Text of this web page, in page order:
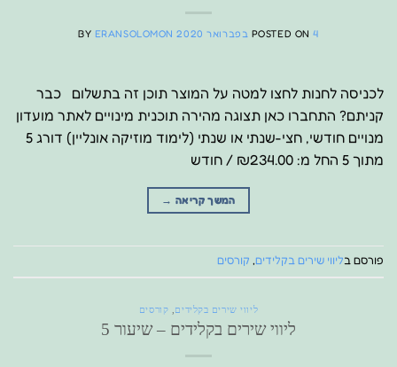
POSTED ON4 בפברואר 2020 BY ERANSOLOMON
לכניסה לחנות לחצו למטה על המוצר תוכן זה בתשלום כבר
קניתם? התחברו כאן תצוגה מהירה תוכנית מינויים לאתר מועדון
מנויים חודשי, חצי-שנתי או שנתי (לימוד מוזיקה אונליין) דורג 5
מתוך 5 החל מ: ₪234.00 / חודש
המשך קריאה →
פורסם בליווי שירים בקלידים, קורסים
ליווי שירים בקלידים קורסים
ליווי שירים בקלידים – שיעור 5